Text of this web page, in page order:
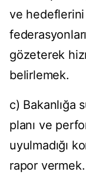
ve hedeflerini
gözeterek
belirlemek.
c) Bakanlığa
planı ve
uyulmadığı
rapor vermek.